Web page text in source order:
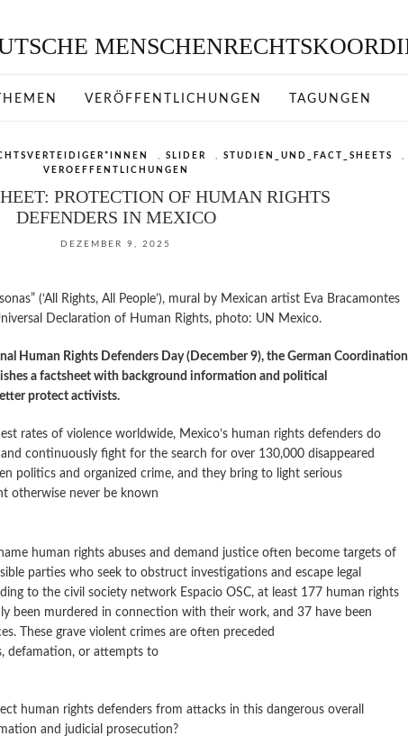
THEMEN VERÖFFENTLICHUNGEN TAGUNGEN
,SLIDER ,STUDIEN_UND_FACT_SHEETS
,
VEROEFFENTLICHUNGEN
PROTECTION OF HUMAN RIGHTS
DEFENDERS IN MEXICO
DEZEMBER 9, 2025
(‘All Rights, All People’), mural by Mexican artist Eva Bracamontes
Declaration of Human Rights, photo: UN Mexico.
Human Rights Defenders Day (December 9), the German Coordination
a factsheet with background information and political
protect activists.
rates of violence worldwide, Mexico’s human rights defenders do
continuously fight for the search for over 130,000 disappeared
politics and organized crime, and they bring to light serious
otherwise never be known
human rights abuses and demand justice often become targets of
parties who seek to obstruct investigations and escape legal
to the civil society network Espacio OSC, at least 177 human rights
been murdered in connection with their work, and 37 have been
These grave violent crimes are often preceded
defamation, or attempts to
human rights defenders from attacks in this dangerous overall
and judicial prosecution?